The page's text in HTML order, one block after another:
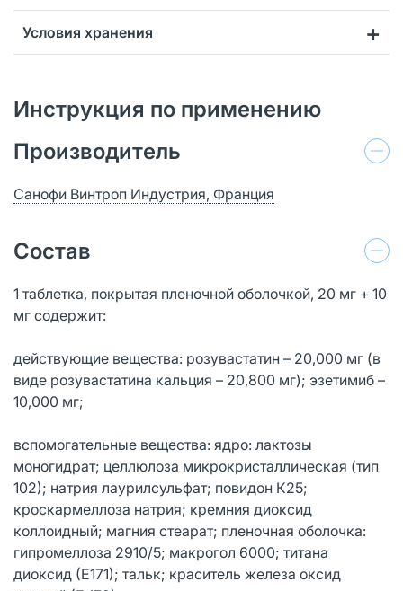
Условия хранения
Инструкция по применению
Производитель
Санофи Винтроп Индустрия, Франция
Состав
1 таблетка, покрытая пленочной оболочкой, 20 мг + 10
мг содержит:
действующие вещества: розувастатин – 20,000 мг (в
виде розувастатина кальция – 20,800 мг); эзетимиб –
10,000 мг;
вспомогательные вещества: ядро: лактозы
моногидрат; целлюлоза микрокристаллическая (тип
102); натрия лаурилсульфат; повидон К25;
кроскармеллоза натрия; кремния диоксид
коллоидный; магния стеарат; пленочная оболочка:
гипромеллоза 2910/5; макрогол 6000; титана
диоксид (Е171); тальк; краситель железа оксид